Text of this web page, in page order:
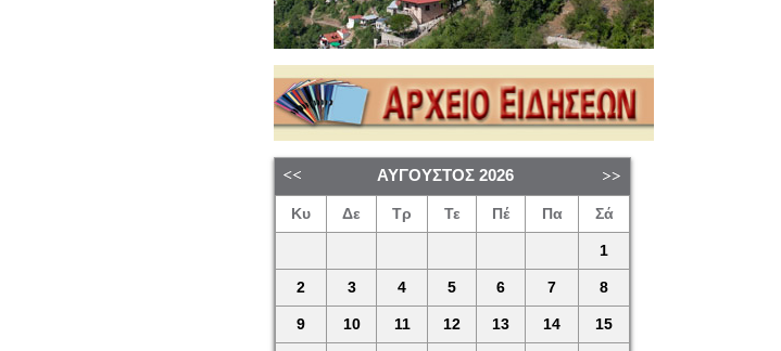
ΑΎΓΟΥΣΤΟΣ 2026
Κυ Δε Τρ Τε Πέ Πα Σά
1
2 3 4 5 6 7 8
9 10 11 12 13 14 15